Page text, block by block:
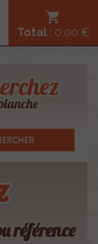
shopping_cart
Total : 0,00 €
référence